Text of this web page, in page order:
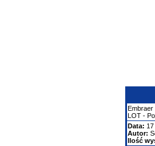
Embraer
LOT -
Data:
Autor:
Ilość